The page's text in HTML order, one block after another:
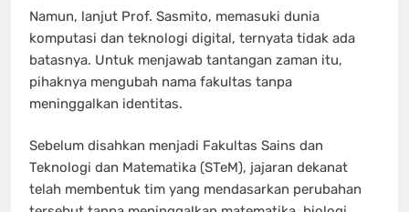
Namun, lanjut Prof. Sasmito, memasuki dunia
komputasi dan teknologi digital, ternyata tidak ada
batasnya. Untuk menjawab tantangan zaman itu,
pihaknya mengubah nama fakultas tanpa
meninggalkan identitas.
Sebelum disahkan menjadi Fakultas Sains dan
Teknologi dan Matematika (STeM), jajaran dekanat
telah membentuk tim yang mendasarkan perubahan